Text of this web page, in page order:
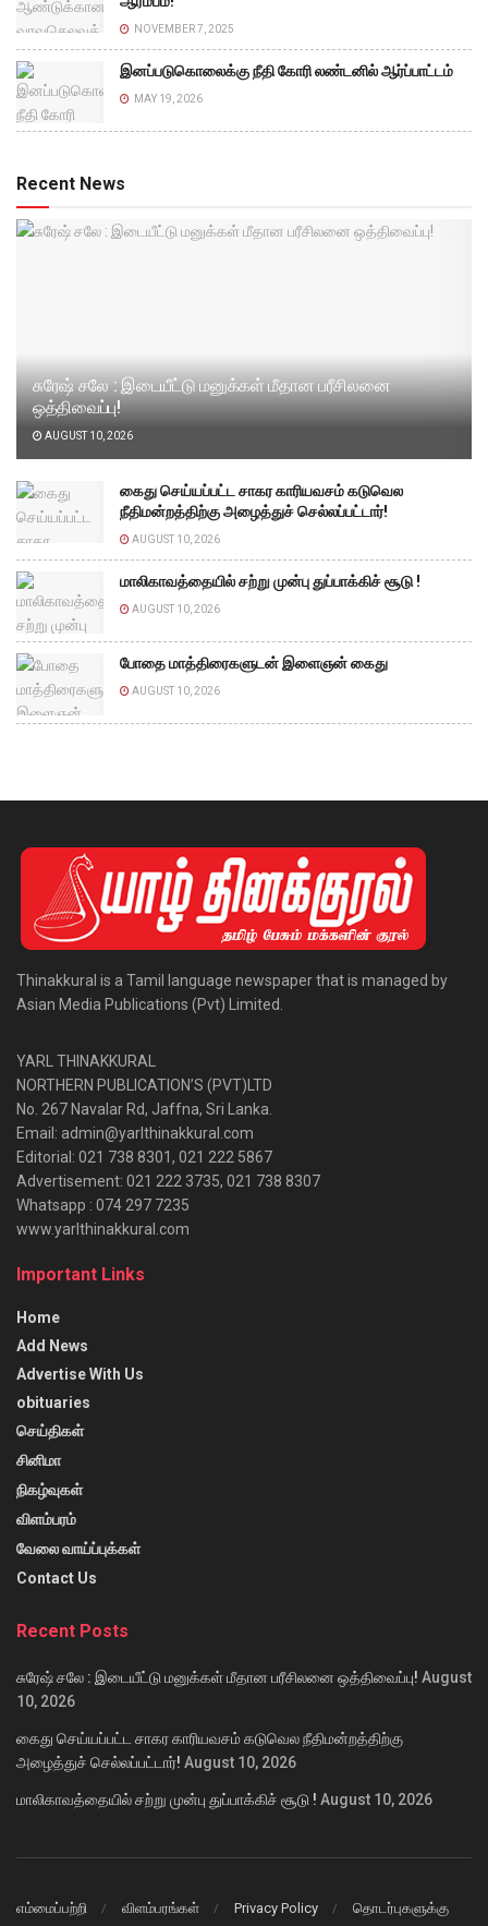
NOVEMBER 7, 2025
இனப்படுகொலைக்கு நீதி கோரி லண்டனில் ஆர்ப்பாட்டம்
MAY 19, 2026
Recent News
சுரேஷ் சலே : இடையீட்டு மனுக்கள் மீதான பரீசிலனை
ஒத்திவைப்பு!
AUGUST 10, 2026
கைது செய்யப்பட்ட சாகர காரியவசம் கடுவெல
நீதிமன்றத்திற்கு அழைத்துச் செல்லப்பட்டார்!
AUGUST 10, 2026
மாலிகாவத்தையில் சற்று முன்பு துப்பாக்கிச் சூடு !
AUGUST 10, 2026
போதை மாத்திரைகளுடன் இளைஞன் கைது
AUGUST 10, 2026
Thinakkural is a Tamil language newspaper that is managed by
Asian Media Publications (Pvt) Limited.
YARL THINAKKURAL
NORTHERN PUBLICATION’S (PVT)LTD
No. 267 Navalar Rd, Jaffna, Sri Lanka.
Email: admin@yarlthinakkural.com
Editorial: 021 738 8301, 021 222 5867
Advertisement: 021 222 3735, 021 738 8307
Whatsapp : 074 297 7235
www.yarlthinakkural.com
Important Links
Home
Add News
Advertise With Us
obituaries
செய்திகள்
சினிமா
நிகழ்வுகள்
விளம்பரம்
வேலை வாய்ப்புக்கள்
Contact Us
Recent Posts
சுரேஷ் சலே : இடையீட்டு மனுக்கள் மீதான பரீசிலனை ஒத்திவைப்பு! August
10, 2026
கைது செய்யப்பட்ட சாகர காரியவசம் கடுவெல நீதிமன்றத்திற்கு
அழைத்துச் செல்லப்பட்டார்! August 10, 2026
மாலிகாவத்தையில் சற்று முன்பு துப்பாக்கிச் சூடு ! August 10, 2026
எம்மைப்பற்றி விளம்பரங்கள் Privacy Policy தொடர்புகளுக்கு